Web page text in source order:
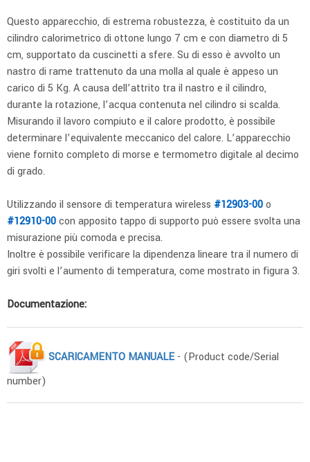
Questo apparecchio, di estrema robustezza, è costituito da un
cilindro calorimetrico di ottone lungo 7 cm e con diametro di 5
cm, supportato da cuscinetti a sfere. Su di esso è avvolto un
nastro di rame trattenuto da una molla al quale è appeso un
carico di 5 Kg. A causa dell’attrito tra il nastro e il cilindro,
durante la rotazione, l’acqua contenuta nel cilindro si scalda.
Misurando il lavoro compiuto e il calore prodotto, è possibile
determinare l’equivalente meccanico del calore. L’apparecchio
viene fornito completo di morse e termometro digitale al decimo
di grado.
Utilizzando il sensore di temperatura wireless #12903-00o
#12910-00con apposito tappo di supporto può essere svolta una
misurazione più comoda e precisa.
Inoltre è possibile verificare la dipendenza lineare tra il numero di
giri svolti e l’aumento di temperatura, come mostrato in figura 3.
Documentazione:
SCARICAMENTO MANUALE- (Product code/Serial
number)